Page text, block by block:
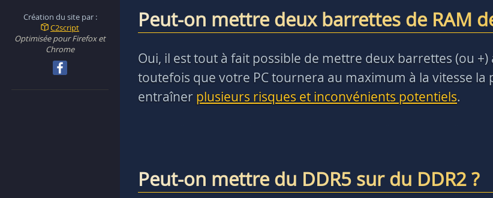
Peut-on mettre deux barrettes de RAM
Oui, il est tout à fait possible de mettre deux barrettes (ou
toutefois que votre PC tournera au maximum à la vitesse
entraîner plusieurs risques et inconvénients potentiels.
Peut-on mettre du DDR5 sur du DDR2 ?
Création du site par :
C2script
Optimisée pour Firefox et
Chrome